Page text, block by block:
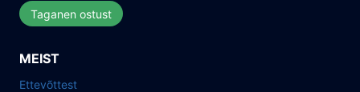
Taganen ostust
MEIST
Ettevõttest